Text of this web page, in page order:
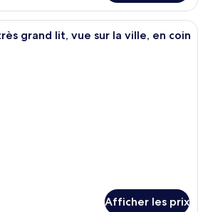
Une chambre d’hôtel avec un
grand lit, vue sur la ville, en coin
Afficher les prix